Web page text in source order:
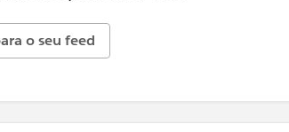
o seu feed